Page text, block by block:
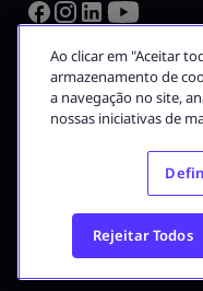
© 2026 Moloni ON
Certificado pela
A Moloni faz parte do
Carreira na Visma
Ao clicar em "Aceitar
armazenamento de
a navegação no site,
nossas iniciativas de
Rejeitar Todos